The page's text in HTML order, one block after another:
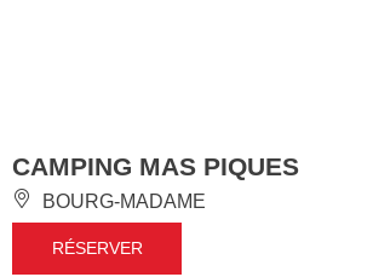
CAMPING MAS PIQUES
BOURG-MADAME
RÉSERVER